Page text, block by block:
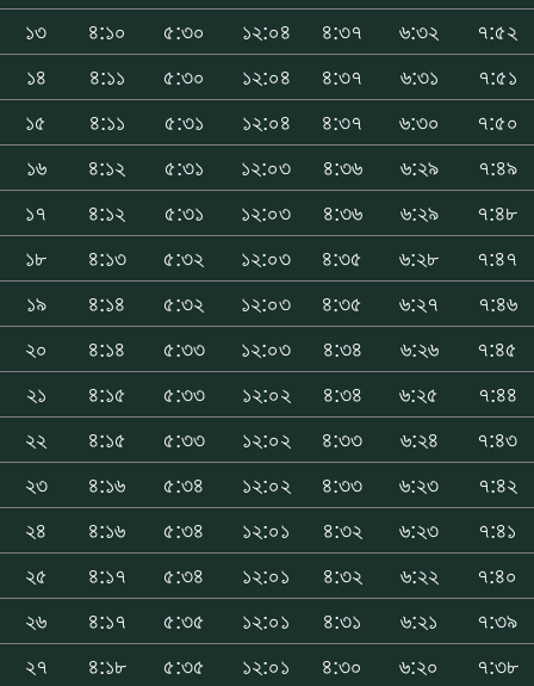
১৩
৪:১০ ৫:৩০ ১২:০৪ ৪:৩৭ ৬:৩২
৭:৫২
১৪
৪:১১ ৫:৩০ ১২:০৪ ৪:৩৭ ৬:৩১
৭:৫১
১৫
৪:১১ ৫:৩১ ১২:০৪ ৪:৩৭ ৬:৩০
৭:৫০
১৬
৪:১২ ৫:৩১ ১২:০৩ ৪:৩৬ ৬:২৯
৭:৪৯
১৭
৪:১২ ৫:৩১ ১২:০৩ ৪:৩৬ ৬:২৯
৭:৪৮
১৮
৪:১৩ ৫:৩২ ১২:০৩ ৪:৩৫ ৬:২৮
৭:৪৭
১৯
৪:১৪ ৫:৩২ ১২:০৩ ৪:৩৫ ৬:২৭
৭:৪৬
২০
৪:১৪ ৫:৩৩ ১২:০৩ ৪:৩৪ ৬:২৬
৭:৪৫
২১
৪:১৫ ৫:৩৩ ১২:০২ ৪:৩৪ ৬:২৫
৭:৪৪
২২
৪:১৫ ৫:৩৩ ১২:০২ ৪:৩৩ ৬:২৪
৭:৪৩
২৩
৪:১৬ ৫:৩৪ ১২:০২ ৪:৩৩ ৬:২৩
৭:৪২
২৪
৪:১৬ ৫:৩৪ ১২:০১ ৪:৩২ ৬:২৩
৭:৪১
২৫
৪:১৭ ৫:৩৪ ১২:০১ ৪:৩২ ৬:২২
৭:৪০
২৬
৪:১৭ ৫:৩৫ ১২:০১ ৪:৩১ ৬:২১
৭:৩৯
২৭
৪:১৮ ৫:৩৫ ১২:০১ ৪:৩০ ৬:২০
৭:৩৮